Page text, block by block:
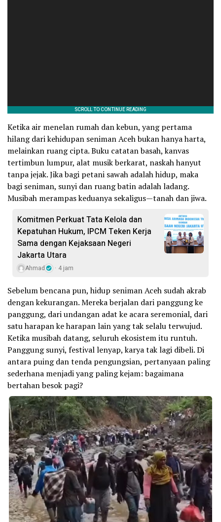
Ketika air menelan rumah dan kebun, yang pertama
hilang dari kehidupan seniman Aceh bukan hanya harta,
melainkan ruang cipta. Buku catatan basah, kanvas
tertimbun lumpur, alat musik berkarat, naskah hanyut
tanpa jejak. Jika bagi petani sawah adalah hidup, maka
bagi seniman, sunyi dan ruang batin adalah ladang.
Musibah merampas keduanya sekaligus—tanah dan jiwa.
Komitmen Perkuat Tata Kelola dan
Kepatuhan Hukum, IPCM Teken Kerja
Sama dengan Kejaksaan Negeri
Jakarta Utara
Ahmad 4 jam
Sebelum bencana pun, hidup seniman Aceh sudah akrab
dengan kekurangan. Mereka berjalan dari panggung ke
panggung, dari undangan adat ke acara seremonial, dari
satu harapan ke harapan lain yang tak selalu terwujud.
Ketika musibah datang, seluruh ekosistem itu runtuh.
Panggung sunyi, festival lenyap, karya tak lagi dibeli. Di
antara puing dan tenda pengungsian, pertanyaan paling
sederhana menjadi yang paling kejam: bagaimana
bertahan besok pagi?